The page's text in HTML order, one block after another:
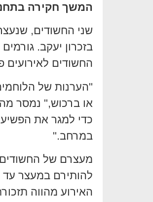
המשך חקירה
שני החשודים,
בזכרון יעקב.
החשודים לאירועים
"הערנות של
או ברכוש," נמסר
כדי למגר את
במרחב."
מעצרם של
להותירם במעצר
האירוע מהווה